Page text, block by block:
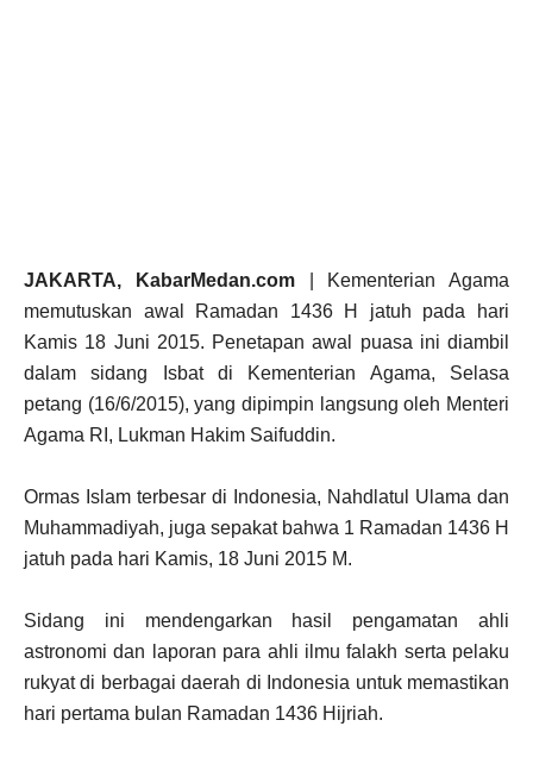
JAKARTA, KabarMedan.com| Kementerian Agama
memutuskan awal Ramadan 1436 H jatuh pada hari
Kamis 18 Juni 2015. Penetapan awal puasa ini diambil
dalam sidang Isbat di Kementerian Agama, Selasa
petang (16/6/2015), yang dipimpin langsung oleh Menteri
Agama RI, Lukman Hakim Saifuddin.
Ormas Islam terbesar di Indonesia, Nahdlatul Ulama dan
Muhammadiyah, juga sepakat bahwa 1 Ramadan 1436 H
jatuh pada hari Kamis, 18 Juni 2015 M.
Sidang ini mendengarkan hasil pengamatan ahli
astronomi dan laporan para ahli ilmu falakh serta pelaku
rukyat di berbagai daerah di Indonesia untuk memastikan
hari pertama bulan Ramadan 1436 Hijriah.